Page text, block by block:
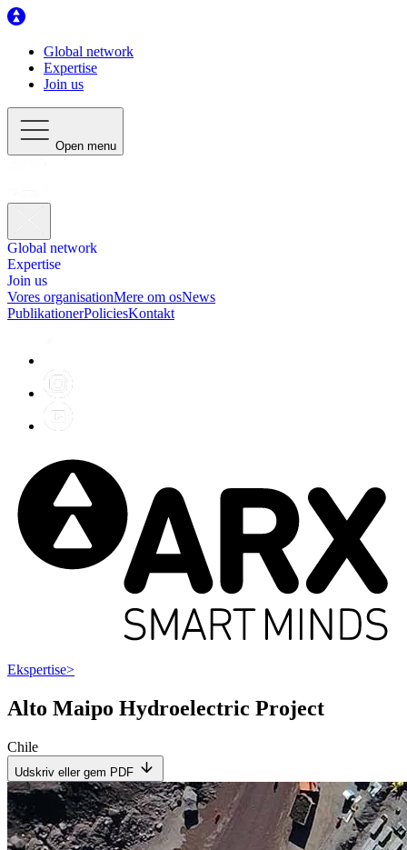
Global network
Expertise
Join us
Open menu
Global network
Expertise
Join us
Vores organisationMere om osNews
PublikationerPoliciesKontakt
Ekspertise>
Alto Maipo Hydroelectric Project
Chile
Udskriv eller gem PDF